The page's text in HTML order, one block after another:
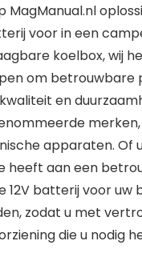
MagManual.nl
voor in een
koelbox, wij
om betrouwbare
en
merken
apparaten. Of
heeft aan een
12V batterijvoor uw
zodat u met
die u nodig